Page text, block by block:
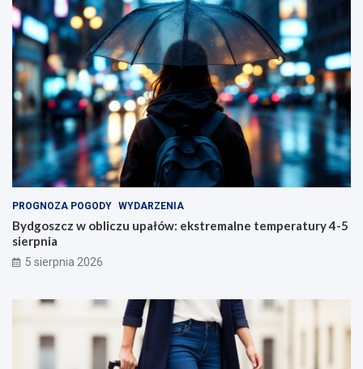
PROGNOZA POGODY WYDARZENIA
Bydgoszcz w obliczu upałów: ekstremalne temperatury 4-5
sierpnia
5 sierpnia 2026